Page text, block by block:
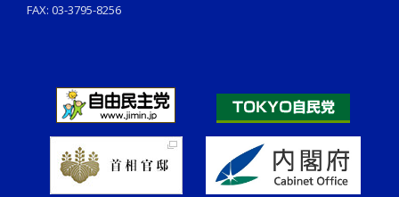
FAX: 03-3795-8256